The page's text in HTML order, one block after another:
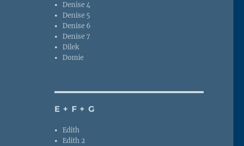
Denise 4
Denise 5
Denise 6
Denise 7
Dilek
Domie
E + F + G
Edith
Edith 2